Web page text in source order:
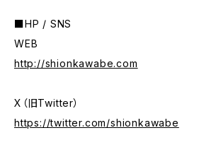
■HP / SNS
WEB
http://shionkawabe.com
X（旧Twitter）
https://twitter.com/shionkawabe